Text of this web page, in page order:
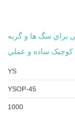
براي سگ ها و گربه
کوچيک ساده و عملي
YS
YSOP-45
1000